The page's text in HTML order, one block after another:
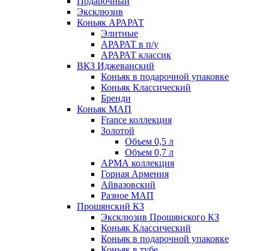
Эксклюзив
Коньяк АРАРАТ
Элитные
АРАРАТ в п/у
АРАРАТ классик
ВКЗ Иджеванский
Коньяк в подарочной упаковке
Коньяк Классический
Бренди
Коньяк МАП
France коллекция
Золотой
Объем 0,5 л
Объем 0,7 л
АРМА коллекция
Горная Армения
Айвазовский
Разное МАП
Прошянский КЗ
Эксклюзив Прошянского КЗ
Коньяк Классический
Коньяк в подарочной упаковке